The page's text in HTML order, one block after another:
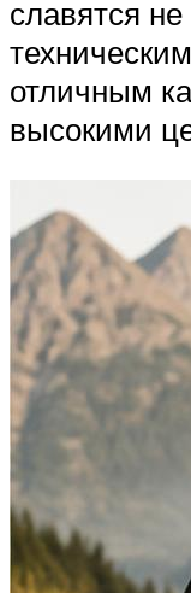
славятся
отличным
высокими